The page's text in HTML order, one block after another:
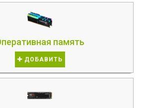
память
ДОБАВИТЬ